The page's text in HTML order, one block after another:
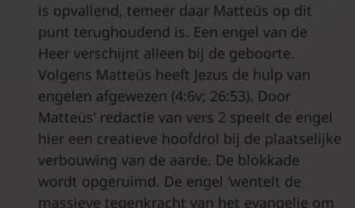
is opvallend, temeer daar Matteüs op dit
punt terughoudend is. Een engel van de
Heer verschijnt alleen bij de geboorte.
Volgens Matteüs heeft Jezus de hulp van
engelen afgewezen (4:6v; 26:53). Door
Matteüs’ redactie van vers 2 speelt de engel
hier een creatieve hoofdrol bij de plaatselijke
verbouwing van de aarde. De blokkade
wordt opgeruimd. De engel ‘wentelt de
massieve tegenkracht van het evangelie om